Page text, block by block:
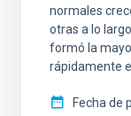
normales
otras a lo
formó la
rápidamente
Fecha de